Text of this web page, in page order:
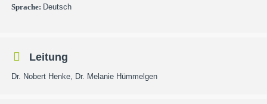
Sprache: Deutsch
Leitung
Dr. Nobert Henke, Dr. Melanie Hümmelgen